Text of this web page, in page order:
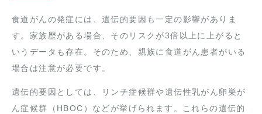
食道がんの発症には、遺伝的要因も一定の影響がありま
す。家族歴がある場合、そのリスクが3倍以上に上がると
いうデータも存在。そのため、親族に食道がん患者がいる
場合は注意が必要です。
遺伝的要因としては、リンチ症候群や遺伝性乳がん卵巣が
ん症候群（HBOC）などが挙げられます。これらの遺伝的